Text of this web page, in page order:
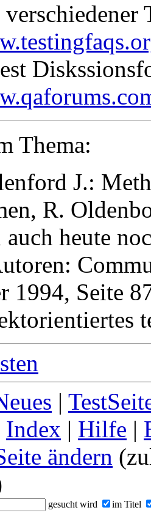
Thema:
J.:
R.
auch heute
1994, Seite
|
Index | Hilfe |
ändern
gesucht wird im Titel